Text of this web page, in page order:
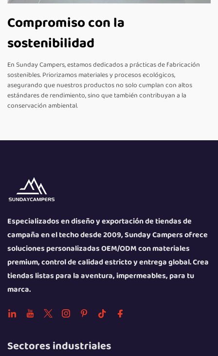
Compromiso con la
sostenibilidad
En Sunday Campers, estamos dedicados a prácticas de fabricación
sostenibles. Priorizamos materiales y procesos ecológicos,
asegurando que nuestros productos no solo cumplan con altos
estándares de rendimiento, sino que también contribuyan a la
conservación ambiental.
Especializados en diseño y exportación de tiendas de
campaña en el techo desde 2009, Sunday Campers ofrece
soluciones personalizadas OEM/ODM con materiales
premium, control de calidad estricto y entrega global. Crea
tiendas listas para la aventura, impermeables, para tu
marca.
Sectores industriales